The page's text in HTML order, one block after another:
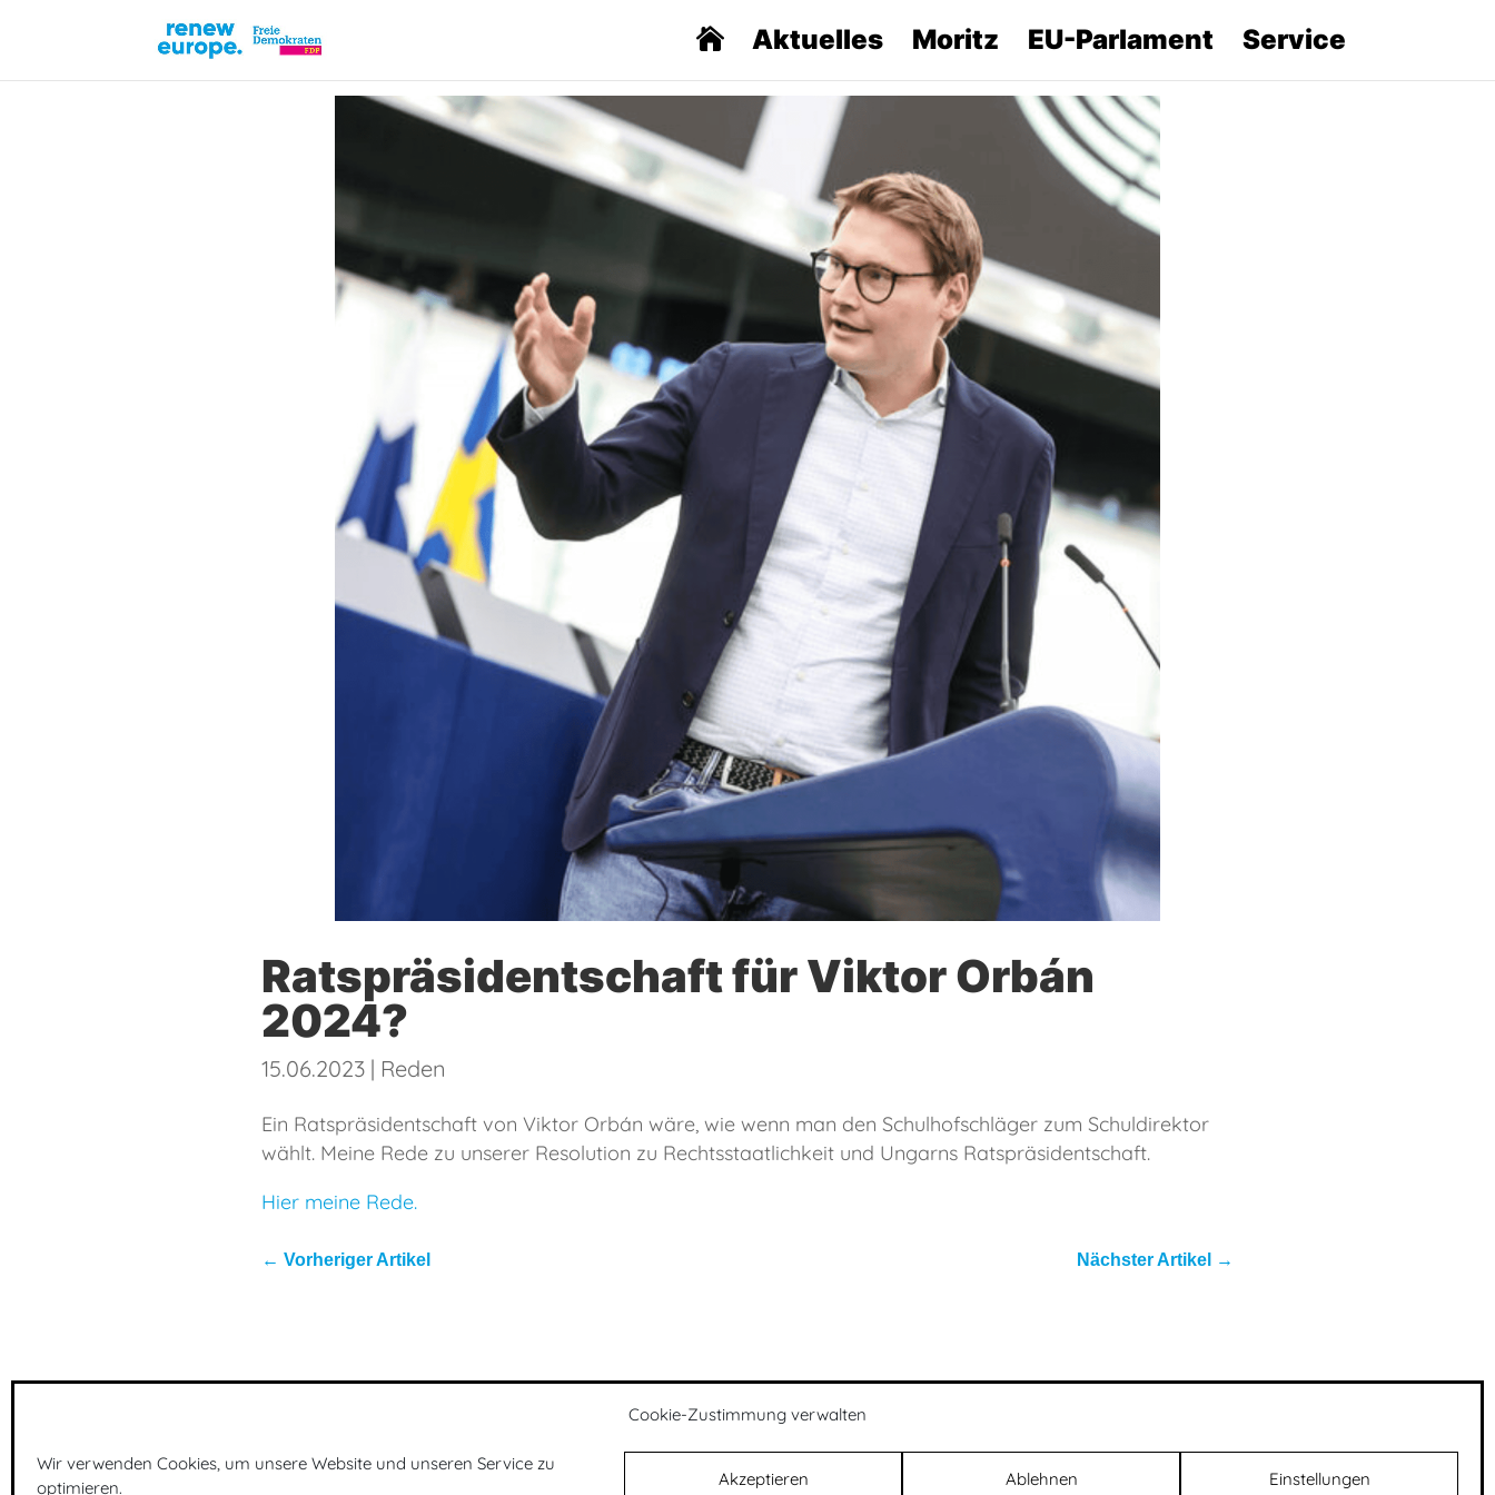
Cookie-Zustimmung verwalten
Wir verwenden Cookies, um unsere Website und unseren Service zu
optimieren.
Akzeptieren Ablehnen Einstellungen
Aktuelles Moritz EU-Parlament Service
Ratspräsidentschaft für Viktor Orbán
2024?
15.06.2023 | Reden
Ein Ratspräsidentschaft von Viktor Orbán wäre, wie wenn man den Schulhofschläger zum Schuldirektor
wählt. Meine Rede zu unserer Resolution zu Rechtsstaatlichkeit und Ungarns Ratspräsidentschaft.
Hier meine Rede.
←Vorheriger Artikel Nächster Artikel →